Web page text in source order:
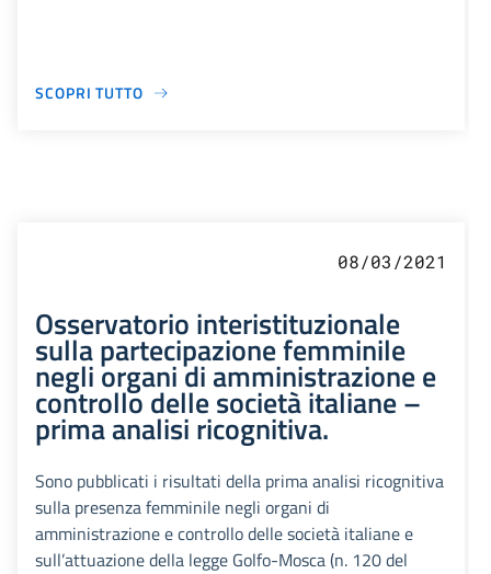
SCOPRI TUTTO
08/03/2021
Osservatorio interistituzionale
sulla partecipazione femminile
negli organi di amministrazione e
controllo delle società italiane –
prima analisi ricognitiva.
Sono pubblicati i risultati della prima analisi ricognitiva
sulla presenza femminile negli organi di
amministrazione e controllo delle società italiane e
sull’attuazione della legge Golfo-Mosca (n. 120 del